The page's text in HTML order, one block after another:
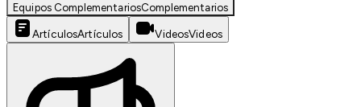
Equipos ComplementariosComplementarios
ArtículosArtículos VideosVideos